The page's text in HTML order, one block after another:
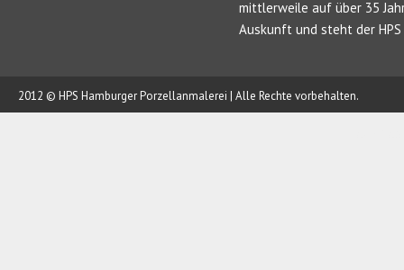
mittlerweile auf über 35
Auskunft und steht der
2012 © HPS Hamburger Porzellanmalerei | Alle Rechte vorbehalten.